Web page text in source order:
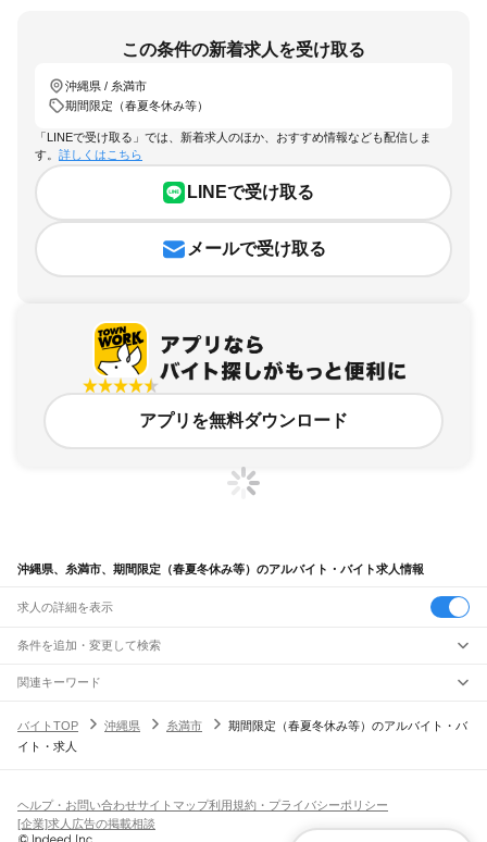
この条件の新着求人を受け取る
沖縄県 / 糸満市
期間限定（春夏冬休み等）
「LINEで受け取る」では、新着求人のほか、おすすめ情報なども配信しま
す。 詳しくはこちら
LINEで受け取る
メールで受け取る
アプリを無料ダウンロード
沖縄県、糸満市、期間限定（春夏冬休み等）のアルバイト・バイト求人情報
求人の詳細を表示
条件を追加・変更して検索
市区町村を追加・変更
沖縄県すべて
那覇市
駅を追加・変更
てだこ浦西駅
職種を追加・変更
飲食・フードサービスすべて
ホールスタッフキッチンスタッフ
パン屋（ベーカリー）
バー（BAR）・バーテンダー
人気
日払いOK高校生歓迎 髪型・髪色自由
雇用形態を追加・変更
関連キーワード
沖縄県 期間限定（春夏冬休み等） 塾沖縄県 期間限定（春夏冬休み等） 軽作業
長崎県 期間限定（春夏冬休み等） 期間限定
バイトTOP 沖縄県 糸満市
期間限定（春夏冬休み等）のアルバイト・バ
イト・求人
ヘルプ・お問い合わせサイトマップ利用規約・プライバシーポリシー
[企業]求人広告の掲載相談